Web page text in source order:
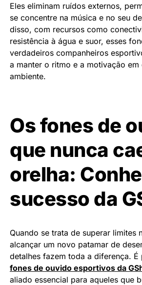
Eles eliminam ruídos externos,
se concentre na música e no seu
disso, com recursos como
resistência à água e suor, esses
verdadeiros companheiros
a manter o ritmo e a motivação em
ambiente.
Os fones de
que nunca
orelha:
sucesso da
Quando se trata de superar limites
alcançar um novo patamar de
detalhes fazem toda a diferença. É
fones de ouvido esportivos da
aliado essencial para aqueles que